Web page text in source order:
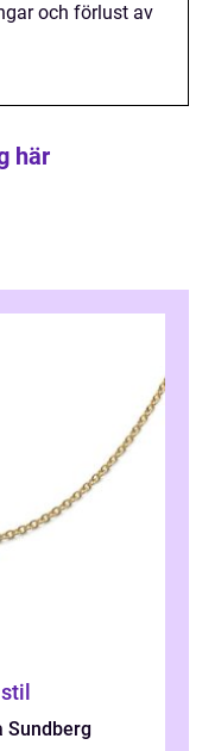
och förlust av
här
Sundberg